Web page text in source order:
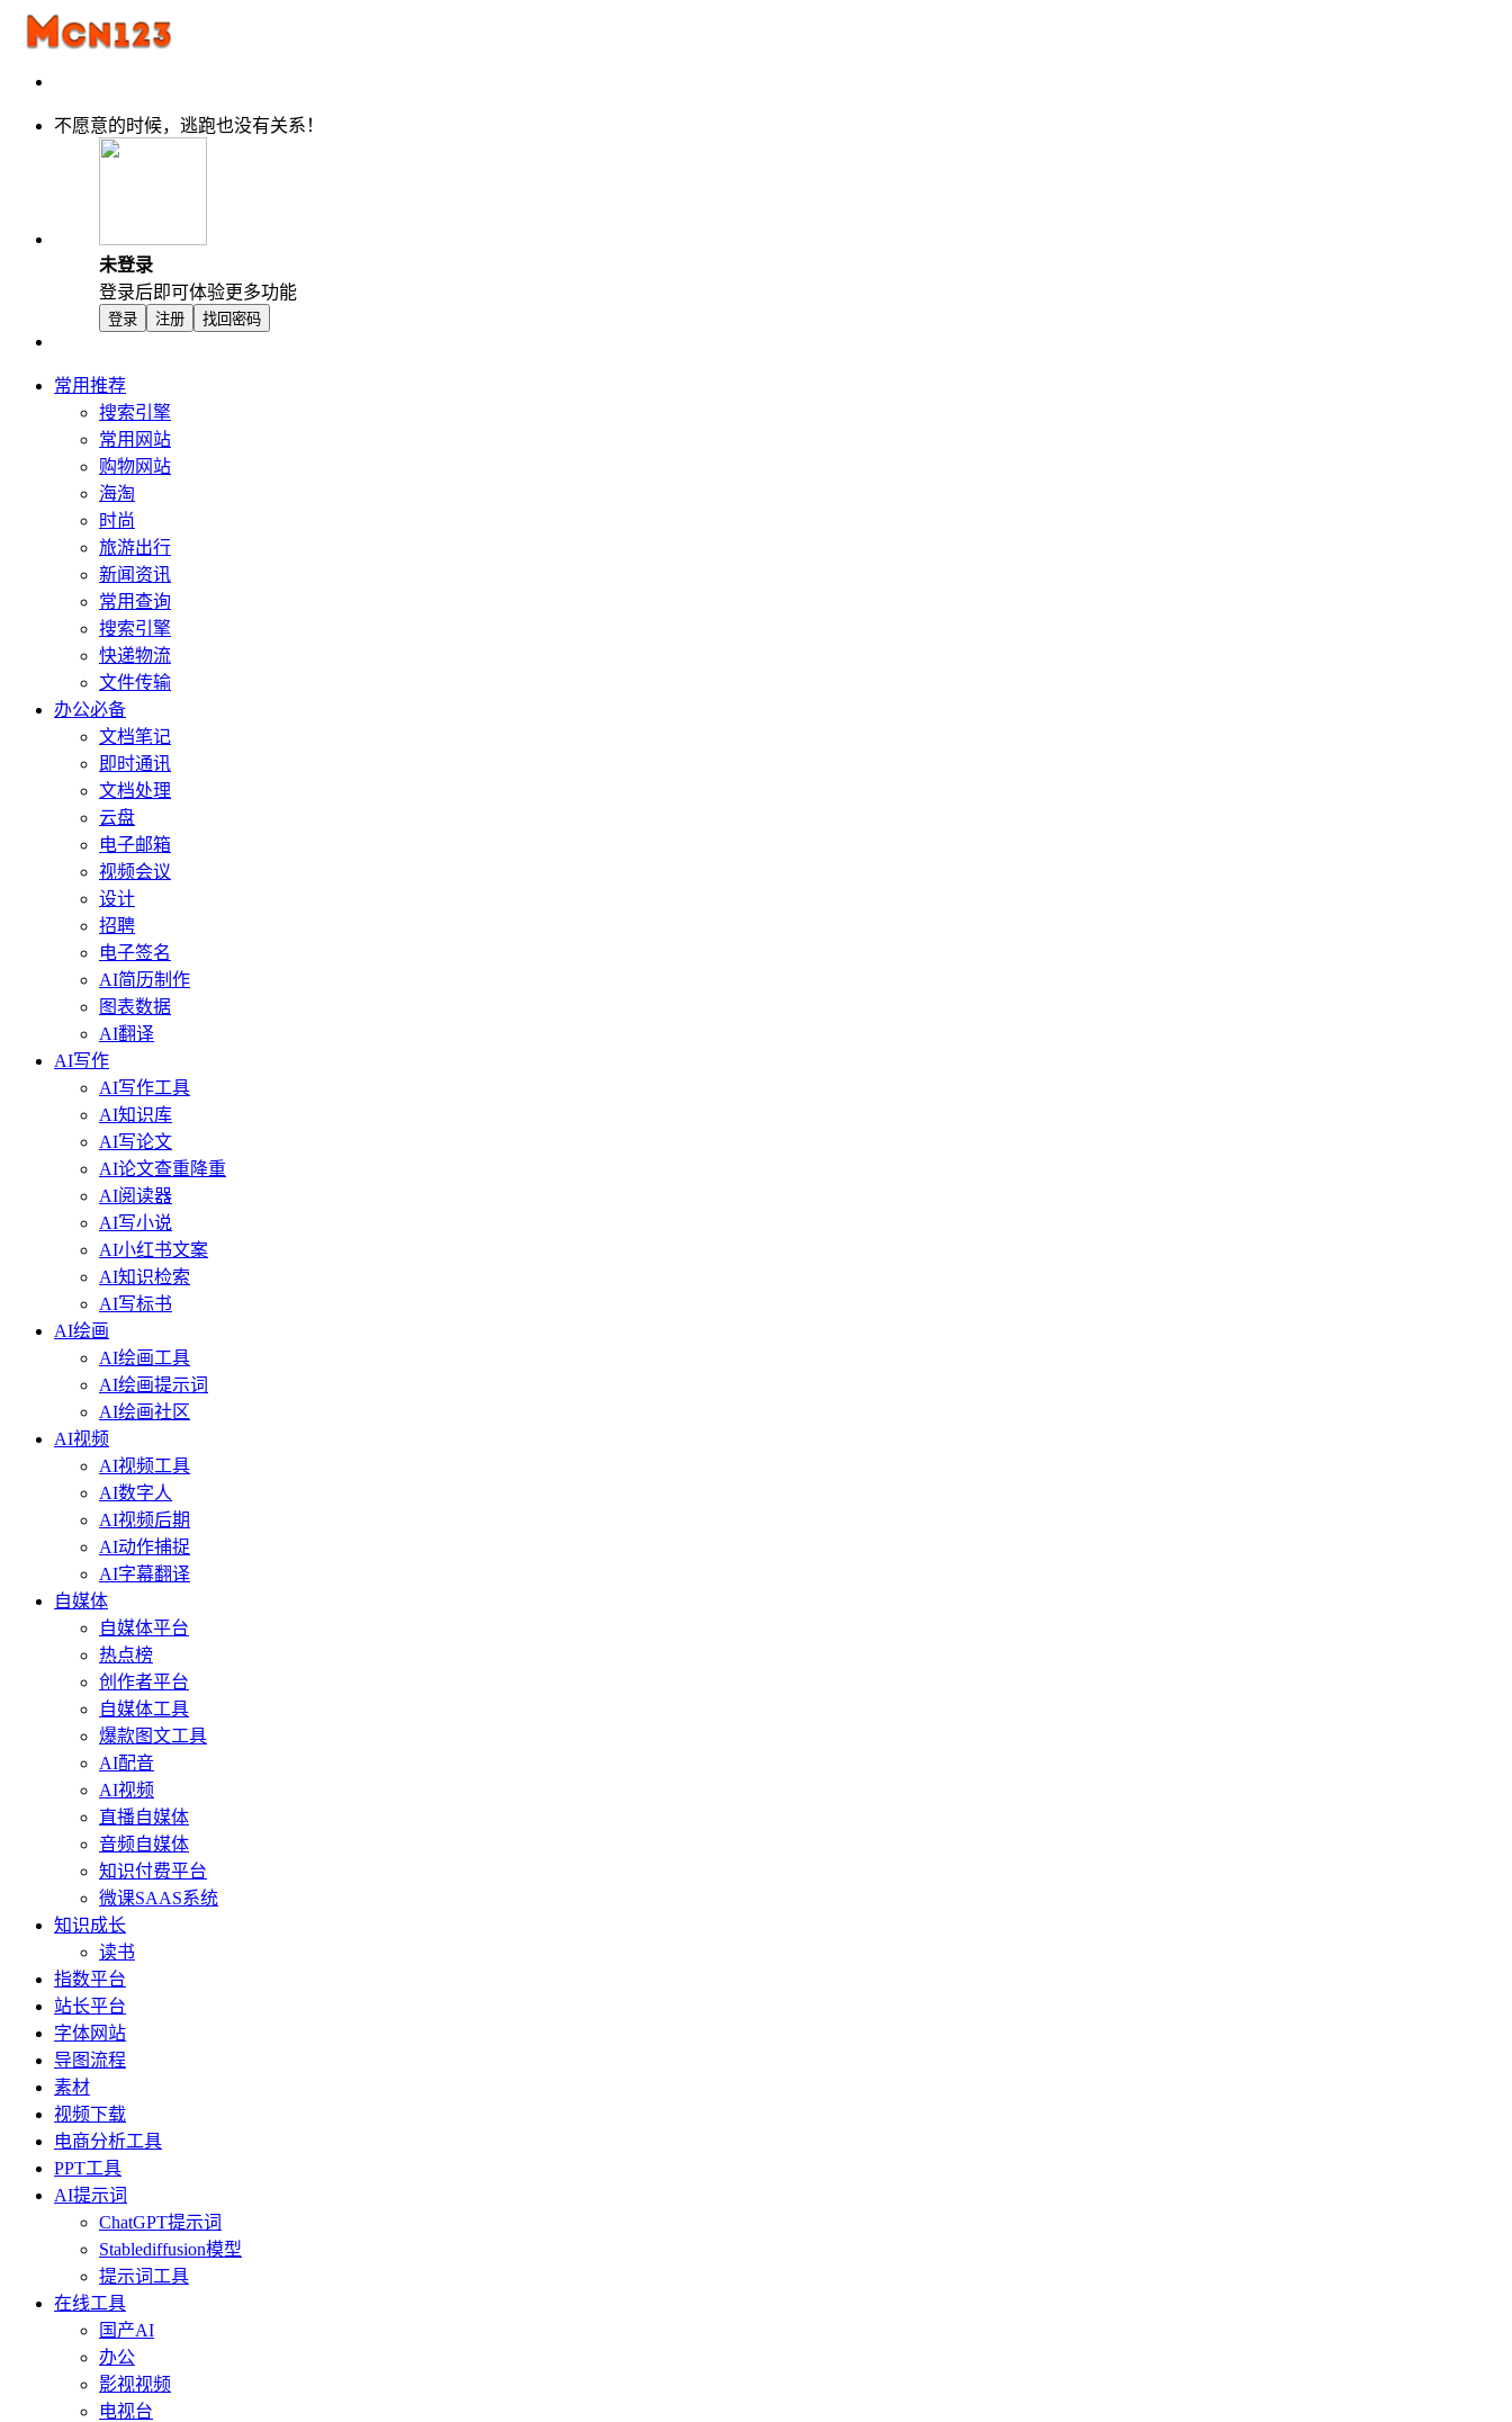
不愿意的时候，逃跑也没有关系！
未登录
登录后即可体验更多功能
登录 注册 找回密码
常用推荐
搜索引擎
常用网站
购物网站
海淘
时尚
旅游出行
新闻资讯
常用查询
搜索引擎
快递物流
文件传输
办公必备
文档笔记
即时通讯
文档处理
云盘
电子邮箱
视频会议
设计
招聘
电子签名
AI简历制作
图表数据
AI翻译
AI写作
AI写作工具
AI知识库
AI写论文
AI论文查重降重
AI阅读器
AI写小说
AI小红书文案
AI知识检索
AI写标书
AI绘画
AI绘画工具
AI绘画提示词
AI绘画社区
AI视频
AI视频工具
AI数字人
AI视频后期
AI动作捕捉
AI字幕翻译
自媒体
自媒体平台
热点榜
创作者平台
自媒体工具
爆款图文工具
AI配音
AI视频
直播自媒体
音频自媒体
知识付费平台
微课SAAS系统
知识成长
读书
指数平台
站长平台
字体网站
导图流程
素材
视频下载
电商分析工具
PPT工具
AI提示词
ChatGPT提示词
Stablediffusion模型
提示词工具
在线工具
国产AI
办公
影视视频
电视台